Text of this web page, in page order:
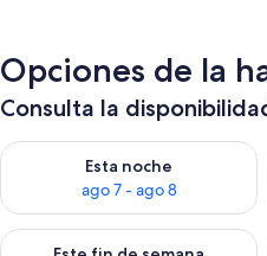
Opciones de la
Consulta la
Esta noche
ago 7 - ago 8
Consulta la disponibilidad para
Consulta la disponibilidad